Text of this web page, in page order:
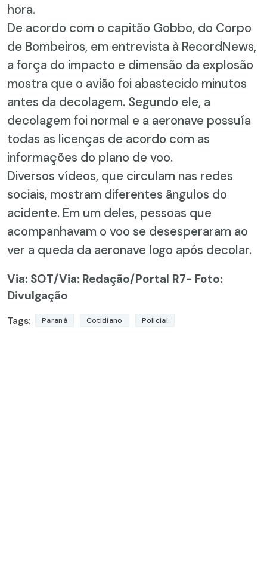
hora.
De acordo com o capitão Gobbo, do Corpo
de Bombeiros, em entrevista à RecordNews,
a força do impacto e dimensão da explosão
mostra que o avião foi abastecido minutos
antes da decolagem. Segundo ele, a
decolagem foi normal e a aeronave possuía
todas as licenças de acordo com as
informações do plano de voo.
Diversos vídeos, que circulam nas redes
sociais, mostram diferentes ângulos do
acidente. Em um deles, pessoas que
acompanhavam o voo se desesperaram ao
ver a queda da aeronave logo após decolar.
Via: SOT/Via: Redação/Portal R7- Foto:
Divulgação
Tags: Paraná Cotidiano Policial